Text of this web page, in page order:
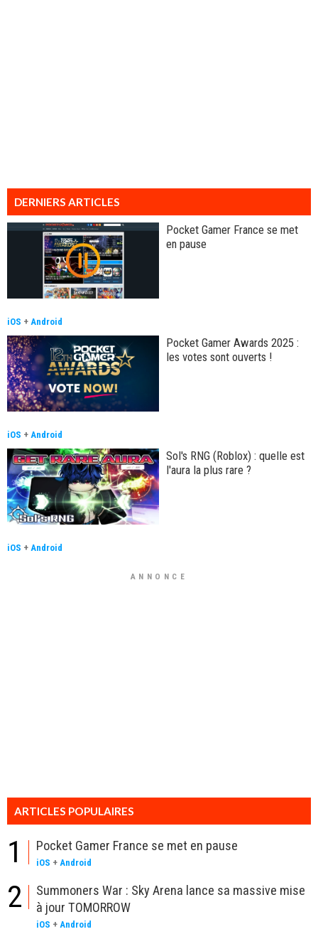
DERNIERS ARTICLES
Pocket Gamer France se met
en pause
iOS + Android
Pocket Gamer Awards 2025 :
les votes sont ouverts !
iOS + Android
Sol's RNG (Roblox) : quelle est
l'aura la plus rare ?
iOS + Android
ANNONCE
ARTICLES POPULAIRES
1 Pocket Gamer France se met en pause
iOS + Android
2
Summoners War : Sky Arena lance sa massive mise
à jour TOMORROW
iOS + Android